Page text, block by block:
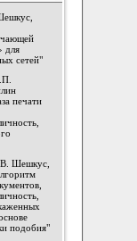
для
сетей"
печати
Шешкус,
подобия"